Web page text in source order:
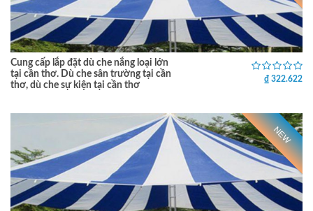
Cung cấp lắp đặt dù che nắng loại lớn
tại cần thơ. Dù che sân trường tại cần
thơ, dù che sự kiện tại cần thơ
₫ 322.622
NEW